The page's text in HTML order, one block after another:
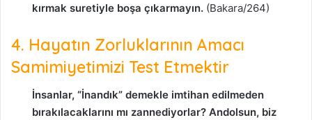
kırmak suretiyle boşa çıkarmayın. (Bakara/264)
4. Hayatın Zorluklarının Amacı
Samimiyetimizi Test Etmektir
İnsanlar, “İnandık” demekle imtihan edilmeden
bırakılacaklarını mı zannediyorlar? Andolsun, biz